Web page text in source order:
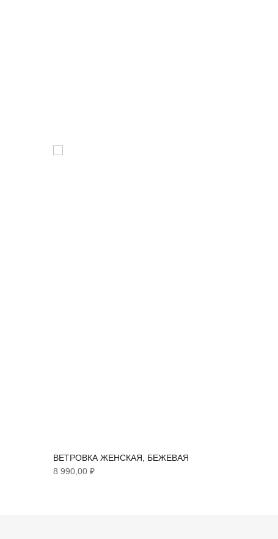
ВЕТРОВКА ЖЕНСКАЯ, БЕЖЕВАЯ
8 990,00 ₽